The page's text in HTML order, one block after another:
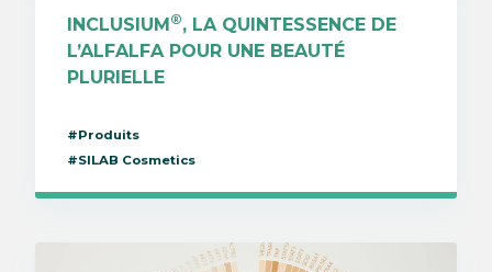
INCLUSIUM ®, LA QUINTESSENCE DE
L’ALFALFA POUR UNE BEAUTÉ
PLURIELLE
#Produits
#SILAB Cosmetics